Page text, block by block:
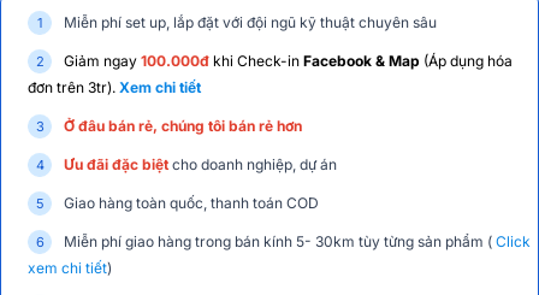
Miễn phí set up, lắp đặt với đội ngũ kỹ thuật chuyên sâu
Giảm ngay 100.000đ khi Check-in Facebook & Map (Áp dụng hóa
đơn trên 3tr). Xem chi tiết
Ở đâu bán rẻ, chúng tôi bán rẻ hơn
Ưu đãi đặc biệt cho doanh nghiệp, dự án
Giao hàng toàn quốc, thanh toán COD
Miễn phí giao hàng trong bán kính 5- 30km tùy từng sản phẩm ( Click
xem chi tiết)